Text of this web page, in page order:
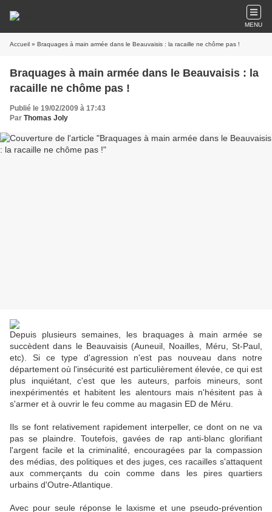
MENU
Accueil » Braquages à main armée dans le Beauvaisis : la racaille ne chôme pas !
Braquages à main armée dans le Beauvaisis : la
racaille ne chôme pas !
Publié le 19/02/2009 à 17:43
Par Thomas Joly
Depuis plusieurs semaines, les braquages à main armée se
succèdent dans le Beauvaisis (Auneuil, Noailles, Méru, St-Paul,
etc). Si ce type d'agression n'est pas nouveau dans notre
département où l'insécurité est particulièrement élevée, ce qui est
plus inquiétant, c'est que les auteurs, parfois mineurs, sont
inexpérimentés et habitent les alentours mais n'hésitent pas à
s'armer et à ouvrir le feu comme au magasin ED de Méru.
Ils se font relativement rapidement interpeller, ce dont on ne va
pas se plaindre. Toutefois, gavées de rap anti-blanc glorifiant
l'argent facile et la criminalité, encouragées par la compassion
des médias, des politiques et des juges, ces racailles s'attaquent
aux commerçants du coin comme dans les pires quartiers
urbains d'Outre-Atlantique.
Avec pour seule réponse le laxisme et une pseudo-prévention